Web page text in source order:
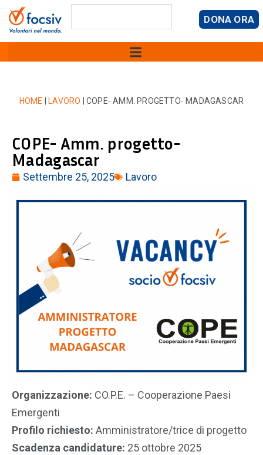
DONA ORA
HOME LAVORO |COPE- AMM. PROGETTO- MADAGASCAR
COPE- Amm. progetto-
Madagascar
Settembre 25, 2025 Lavoro
Organizzazione: CO.P.E. – Cooperazione Paesi
Emergenti
Profilo richiesto: Amministratore/trice di progetto
Scadenza candidature: 25 ottobre 2025